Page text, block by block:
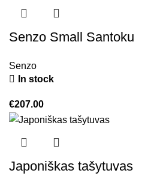
Senzo Small Santoku
Senzo
In stock
€207.00
Japoniškas tašytuvas